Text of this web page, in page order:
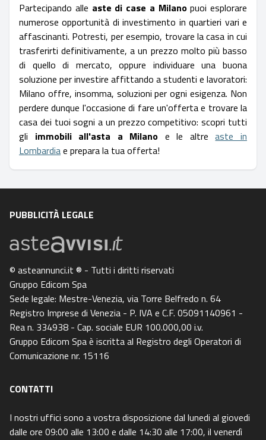
Partecipando alle aste di case a Milanopuoi esplorare
numerose opportunità di investimento in quartieri vari e
affascinanti. Potresti, per esempio, trovare la casa in cui
trasferirti definitivamente, a un prezzo molto più basso
di quello di mercato, oppure individuare una buona
soluzione per investire affittando a studenti e lavoratori:
Milano offre, insomma, soluzioni per ogni esigenza. Non
perdere dunque l'occasione di fare un'offerta e trovare la
casa dei tuoi sogni a un prezzo competitivo: scopri tutti
gli immobili all'asta a Milano e le altreaste in
Lombardiae prepara la tua offerta!
PUBBLICITÀ LEGALE
© asteannunci.it ® - Tutti i diritti riservati
Gruppo Edicom Spa
Sede legale: Mestre-Venezia, via Torre Belfredo n. 64
Registro Imprese di Venezia - P. IVA e C.F. 05091140961 -
Rea n. 334938 - Cap. sociale EUR 100.000,00 i.v.
Gruppo Edicom Spa è iscritta al Registro degli Operatori di
Comunicazione nr. 15116
CONTATTI
I nostri uffici sono a vostra disposizione dal lunedi al giovedi
dalle ore 09:00 alle 13:00 e dalle 14:30 alle 17:00, il venerdì